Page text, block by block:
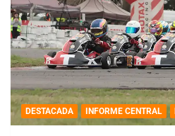
DESTACADA INFORME CENTRAL